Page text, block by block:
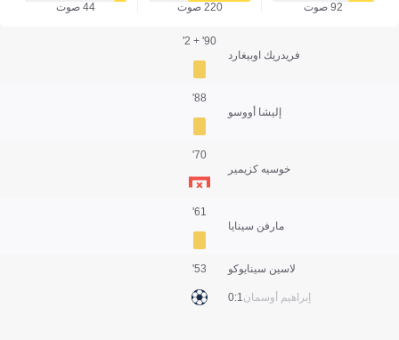
92 صوت
220 صوت
44 صوت
فريدريك اوبيغارد
90' + 2'
إليشا أووسو
88'
خوسيه كزيمير
70'
مارفن سينايا
61'
لاسين سينايوكو
إبراهيم أوسمان1:0
53'